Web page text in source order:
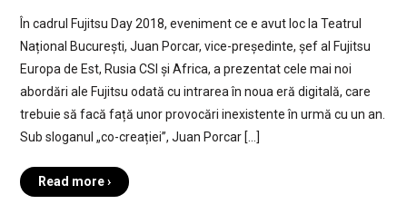
În cadrul Fujitsu Day 2018, eveniment ce e avut loc la Teatrul
Național București, Juan Porcar, vice-președinte, șef al Fujitsu
Europa de Est, Rusia CSI și Africa, a prezentat cele mai noi
abordări ale Fujitsu odată cu intrarea în noua eră digitală, care
trebuie să facă față unor provocări inexistente în urmă cu un an.
Sub sloganul „co-creației”, Juan Porcar […]
Read more ›